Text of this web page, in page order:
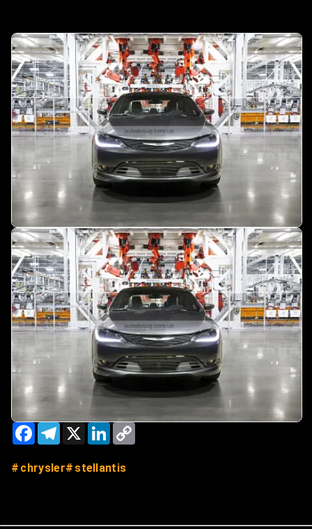
FacebookTelegram
X LinkedIn
chrysler stellantis